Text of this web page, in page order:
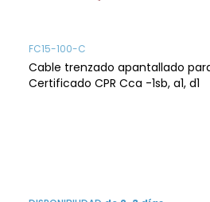
FC15-100-C
Cable trenzado apantallado
Certificado CPR Cca -1sb, a1, d1